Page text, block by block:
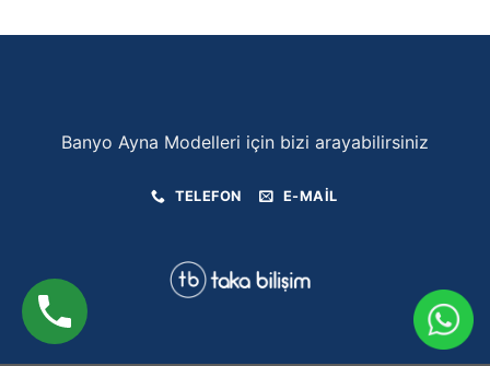
Banyo Ayna Modelleri için bizi arayabilirsiniz
TELEFON E-MAIL